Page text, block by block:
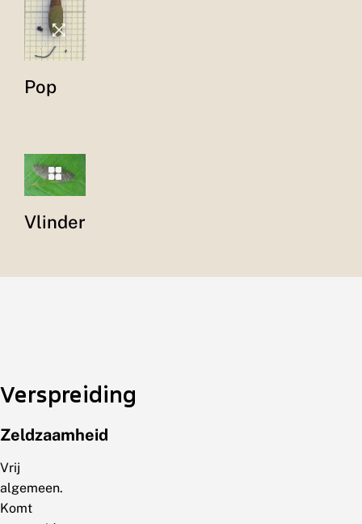
Pop
Vlinder
Verspreiding
Zeldzaamheid
Vrij
algemeen.
Komt